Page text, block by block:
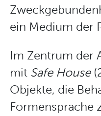
ein Medium der
Im Zentrum der
mit Safe House
Objekte, die
Formensprache